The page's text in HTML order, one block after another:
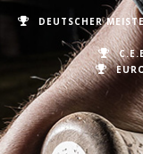
DEUTSCHER